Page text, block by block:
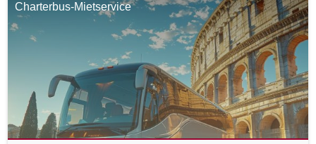
Charterbus-Mietservice